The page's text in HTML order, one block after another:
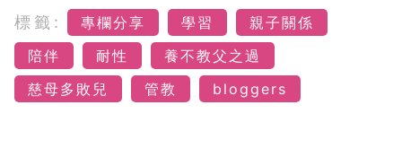
標籤: 專欄分享 學習
親子關係
陪伴
耐性
養不教父之過
慈母多敗兒
管教 bloggers